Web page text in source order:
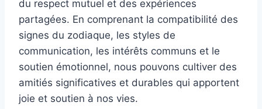
du respect mutuel et des expériences
partagées. En comprenant la compatibilité des
signes du zodiaque, les styles de
communication, les intérêts communs et le
soutien émotionnel, nous pouvons cultiver des
amitiés significatives et durables qui apportent
joie et soutien à nos vies.